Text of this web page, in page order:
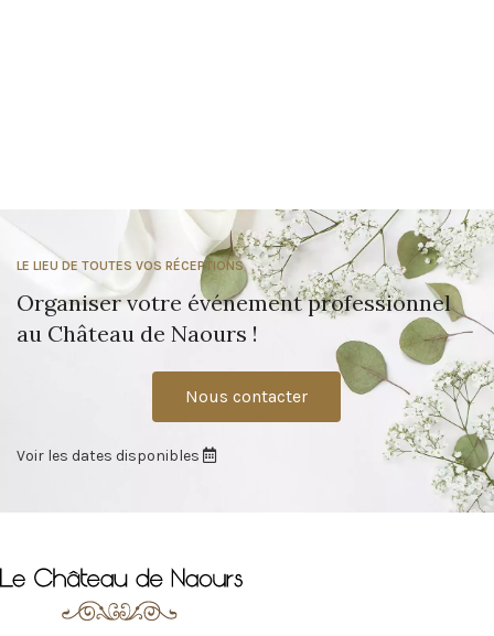
LE LIEU DE TOUTES VOS RÉCEPTIONS
Organiser votre événement professionnel
au Château de Naours !
Nous contacter
Voir les dates disponibles